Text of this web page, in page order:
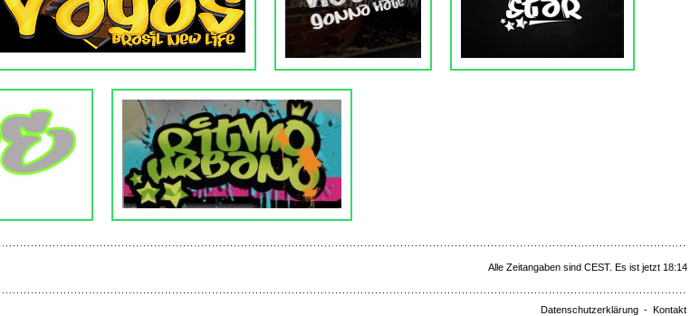
Alle Zeitangaben sind CEST. Es ist jetzt 18:14
Datenschutzerklärung - Kontakt